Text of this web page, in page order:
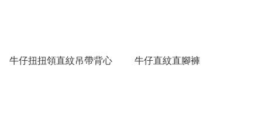
牛仔扭扭領直紋吊帶背心 牛仔直紋直腳褲